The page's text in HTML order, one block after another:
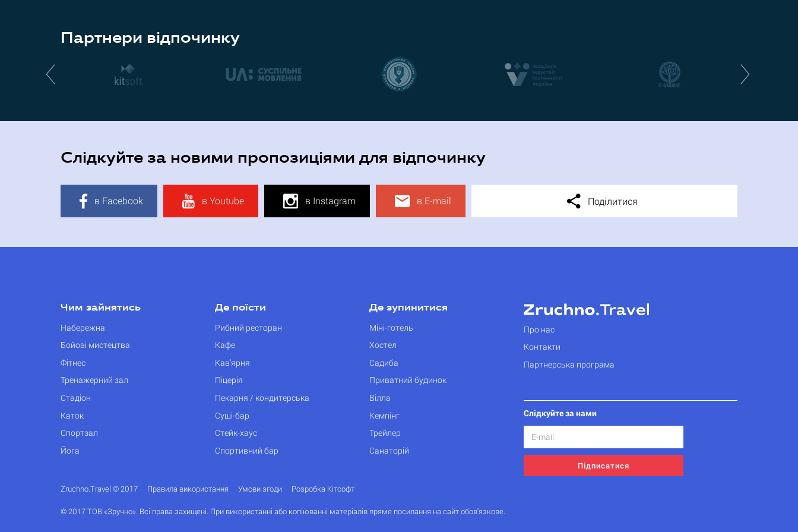
Партнери відпочинку
Слідкуйте за новими пропозиціями для відпочинку
в Facebook в Youtube в Instagram в E-mail Поділитися
Чим зайнятись
Набережна
Бойові мистецтва
Фітнес
Тренажерний зал
Стадіон
Каток
Спортзал
Йога
Де поїсти
Рибний ресторан
Кафе
Кав’ярня
Піцерія
Пекарня / кондитерська
Суші-бар
Стейк-хаус
Спортивний бар
Де зупинитися
Міні-готель
Хостел
Садиба
Приватний будинок
Вілла
Кемпінг
Трейлер
Санаторій
Про нас
Контакти
Партнерська програма
Слідкуйте за нами
Підписатися
Zruchno.Travel © 2017 Правила використання Умови згоди Розробка Кітсофт
© 2017 ТОВ «Зручно». Всі права захищені. При використанні або копіюванні матеріалів пряме посилання на сайт обов'язкове.